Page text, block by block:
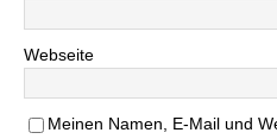
Webseite
Meinen Namen, E-Mail und